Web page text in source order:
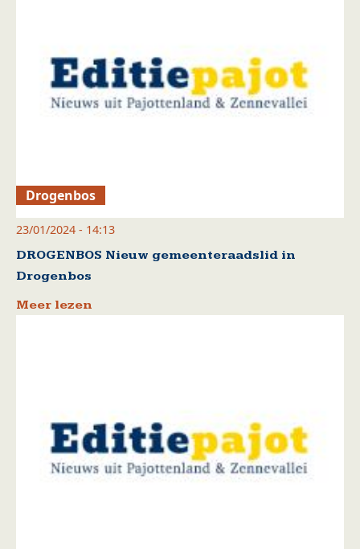
Drogenbos
23/01/2024 - 14:13
DROGENBOS Nieuw gemeenteraadslid in
Drogenbos
Meer lezen